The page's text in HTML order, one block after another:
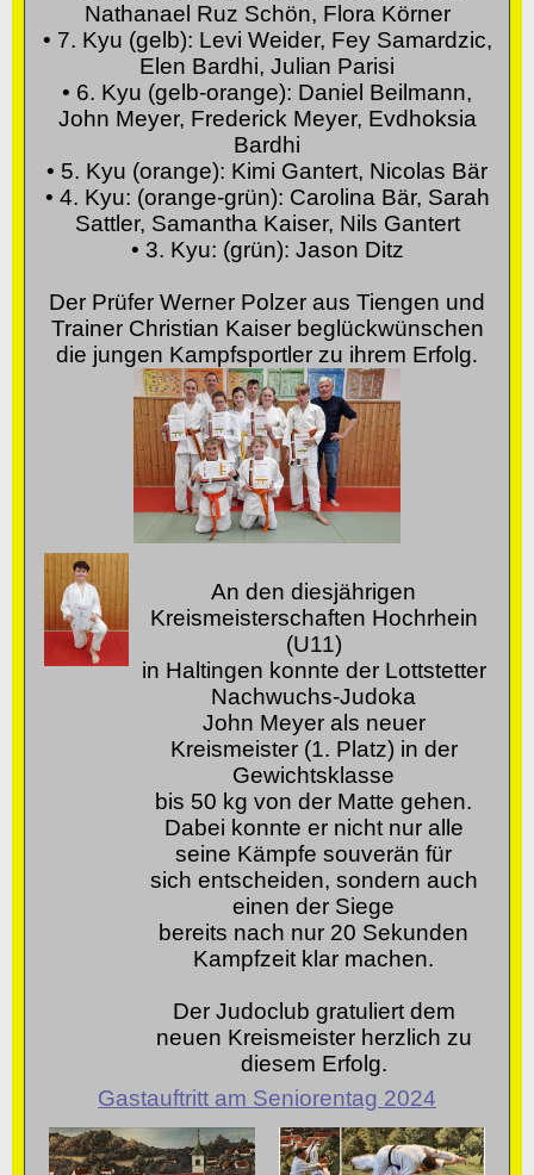
Nathanael Ruz Schön, Flora Körner
• 7. Kyu (gelb): Levi Weider, Fey Samardzic,
Elen Bardhi, Julian Parisi
• 6. Kyu (gelb-orange): Daniel Beilmann,
John Meyer, Frederick Meyer, Evdhoksia
Bardhi
• 5. Kyu (orange): Kimi Gantert, Nicolas Bär
• 4. Kyu: (orange-grün): Carolina Bär, Sarah
Sattler, Samantha Kaiser, Nils Gantert
• 3. Kyu: (grün): Jason Ditz
Der Prüfer Werner Polzer aus Tiengen und
Trainer Christian Kaiser beglückwünschen
die jungen Kampfsportler zu ihrem Erfolg.
An den diesjährigen
Kreismeisterschaften Hochrhein
(U11)
in Haltingen konnte der Lottstetter
Nachwuchs-Judoka
John Meyer als neuer
Kreismeister (1. Platz) in der
Gewichtsklasse
bis 50 kg von der Matte gehen.
Dabei konnte er nicht nur alle
seine Kämpfe souverän für
sich entscheiden, sondern auch
einen der Siege
bereits nach nur 20 Sekunden
Kampfzeit klar machen.
Der Judoclub gratuliert dem
neuen Kreismeister herzlich zu
diesem Erfolg.
Gastauftritt am Seniorentag 2024